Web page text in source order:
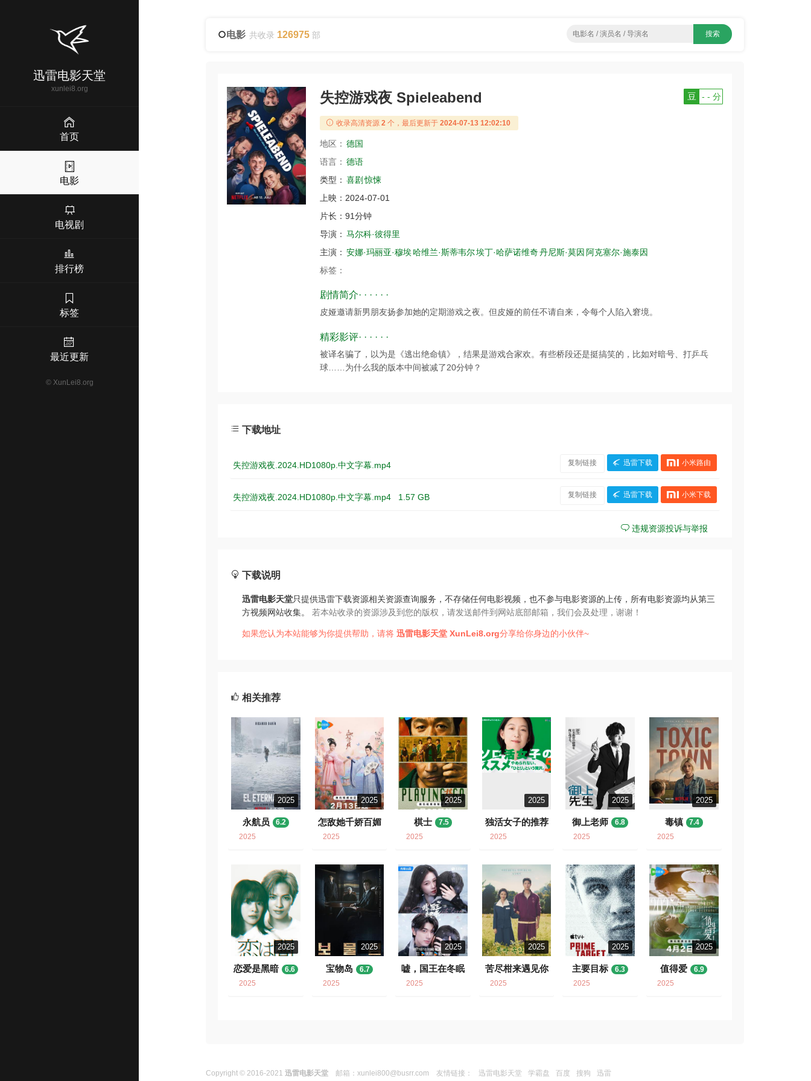
迅雷电影天堂
xunlei8.org
首页
电影
电视剧
排行榜
标签
最近更新
© XunLei8.org
电影 共收录 126975 部
失控游戏夜 Spieleabend 豆 - - 分
收录高清资源 2 个，最后更新于 2024-07-13 12:02:10
地区： 德国
语言： 德语
类型： 喜剧 惊悚
上映： 2024-07-01
片长： 91分钟
导演： 马尔科·彼得里
主演： 安娜·玛丽亚·穆埃哈维兰·斯蒂韦尔埃丁·哈萨诺维奇丹尼斯·莫因 阿克塞尔·施泰因
标签：
剧情简介· · · · · ·
皮娅邀请新男朋友扬参加她的定期游戏之夜。但皮娅的前任不请自来，令每个人陷入窘境。
精彩影评· · · · · ·
被译名骗了，以为是《逃出绝命镇》，结果是游戏合家欢。有些桥段还是挺搞笑的，比如对暗号、打乒乓
球……为什么我的版本中间被减了20分钟？
下载地址
失控游戏夜.2024.HD1080p.中文字幕.mp4 复制链接 迅雷下载 小米路由
失控游戏夜.2024.HD1080p.中文字幕.mp4 1.57 GB 复制链接 迅雷下载 小米下载
违规资源投诉与举报
下载说明
迅雷电影天堂只提供迅雷下载资源相关资源查询服务，不存储任何电影视频，也不参与电影资源的上传，所有电影资源均从第三
方视频网站收集。 若本站收录的资源涉及到您的版权，请发送邮件到网站底部邮箱，我们会及处理，谢谢！
如果您认为本站能够为你提供帮助，请将迅雷电影天堂 XunLei8.org分享给你身边的小伙伴~
相关推荐
2025
永航员
6.2
2025
2025
怎敌她千娇百媚
2025
2025
棋士
7.5
2025
2025
独活女子的推荐
5
2025
2025
御上老师
6.8
2025
2025
毒镇
7.4
2025
2025
恋爱是黑暗
6.6
2025
2025
宝物岛
6.7
2025
2025
嘘，国王在冬眠
2025
2025
苦尽柑来遇见你
2025
2025
主要目标
6.3
2025
2025
值得爱
6.9
2025
Copyright © 2016-2021迅雷电影天堂 邮箱：xunlei800@busrr.com 友情链接： 迅雷电影天堂 学霸盘 百度 搜狗 迅雷